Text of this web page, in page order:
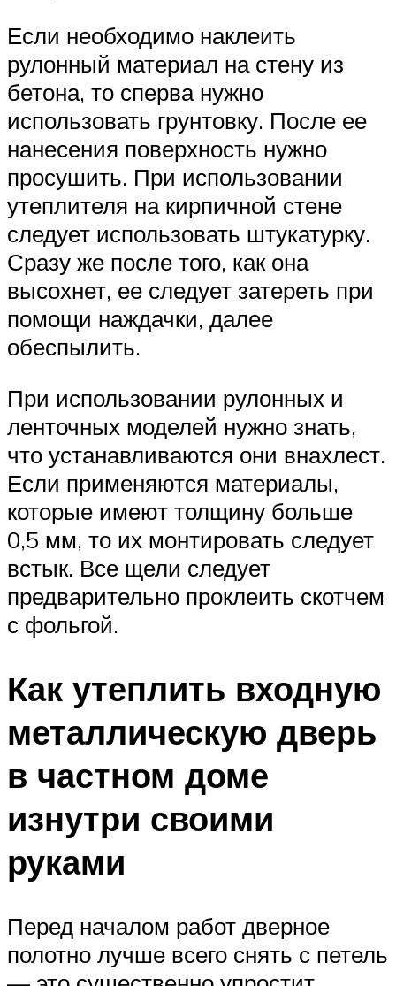
Если необходимо наклеить
рулонный материал на стену из
бетона, то сперва нужно
использовать грунтовку. После ее
нанесения поверхность нужно
просушить. При использовании
утеплителя на кирпичной стене
следует использовать штукатурку.
Сразу же после того, как она
высохнет, ее следует затереть при
помощи наждачки, далее
обеспылить.
При использовании рулонных и
ленточных моделей нужно знать,
что устанавливаются они внахлест.
Если применяются материалы,
которые имеют толщину больше
0,5 мм, то их монтировать следует
встык. Все щели следует
предварительно проклеить скотчем
с фольгой.
Как утеплить входную
металлическую дверь
в частном доме
изнутри своими
руками
Перед началом работ дверное
полотно лучше всего снять с петель